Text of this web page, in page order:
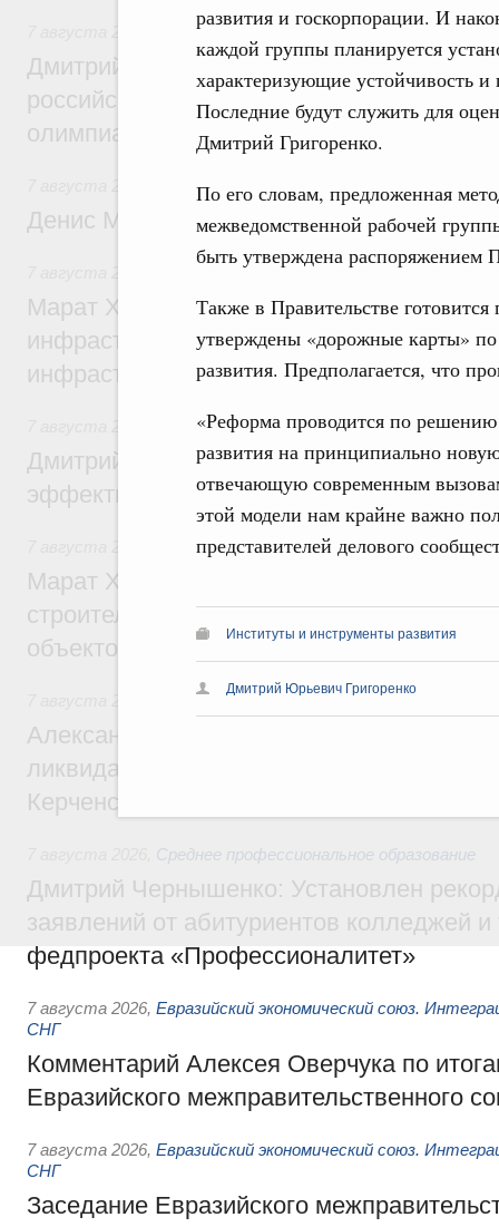
развития и госкорпорации. И
каждой группы планируется
характеризующие устойчивость
Последние будут служить для
Дмитрий Григоренко.
По его словам, предложенная
межведомственной рабочей
быть утверждена распоряжением
Также в Правительстве
утверждены «дорожные карты»
развития. Предполагается, что
«Реформа проводится по
развития на принципиально
отвечающую современным
этой модели нам крайне важно
представителей делового
Институты и инструменты развития
Дмитрий Юрьевич Григоренко
Отрасль информационных технологий
Дмитрий Чернышенко и Сергей Кравцов
российскую сборную с победой на
олимпиаде по искусственному
Общие вопросы промышленной политики
Денис Мантуров посетил Ярославскую
Бюджеты субъектов Федерации.
Марат Хуснуллин: 15 объектов
инфраструктуры построили и обновили
инфраструктурным кредитам
Развитие сельских территорий
Дмитрий Патрушев: Синхронизация
эффективность поддержки сельских
Экономика городов. Городская среда
Марат Хуснуллин: «Единый заказчик»
строительство и реконструкцию более
объектов
Чрезвычайные ситуации и ликвидация их
Александр Козлов провёл заседание
ликвидации последствий чрезвычайной
Керченском проливе
Среднее профессиональное образование
Дмитрий Чернышенко: Установлен
заявлений от абитуриентов колледжей и
федпроекта «Профессионалитет»
7 августа 2026, Евразийский экономический союз.
СНГ
Комментарий Алексея Оверчука по
Евразийского межправительственного
7 августа 2026, Евразийский экономический союз.
СНГ
Заседание Евразийского